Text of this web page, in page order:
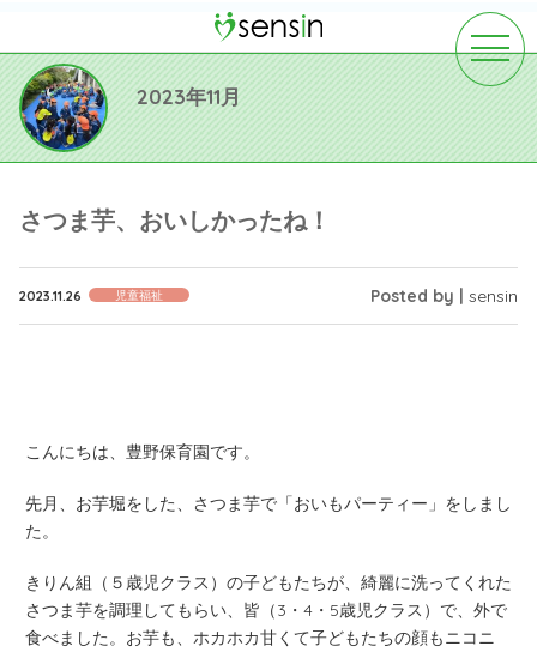
toggle
2023年11月
さつま芋、おいしかったね！
2023.11.26 児童福祉 Posted by | sensin
こんにちは、豊野保育園です。
先月、お芋堀をした、さつま芋で「おいもパーティー」をしまし
た。
きりん組（５歳児クラス）の子どもたちが、綺麗に洗ってくれた
さつま芋を調理してもらい、皆（3・4・5歳児クラス）で、外で
食べました。お芋も、ホカホカ甘くて子どもたちの顔もニコニ